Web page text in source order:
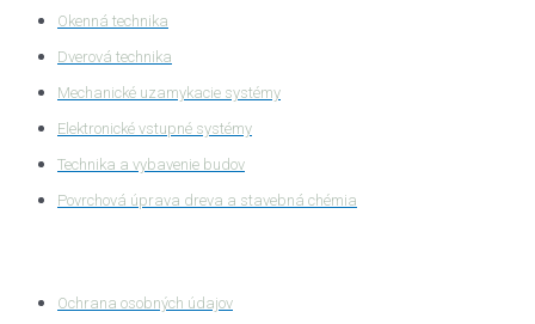
Okenná technika
Dverová technika
Mechanické uzamykacie systémy
Elektronické vstupné systémy
Technika a vybavenie budov
Povrchová úprava dreva a stavebná chémia
Ochrana osobných údajov